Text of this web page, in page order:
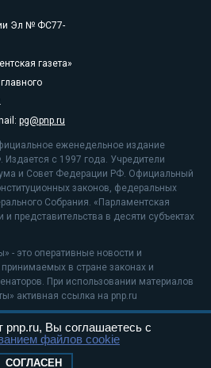
Эл № ФС77-
газета»
pg@pnp.ru
еженедельное издание
с 1997 года. Учредители
и Совет Федерации РФ. Официальный
законов, федеральных
Собрания. «Парламентская
и представительства в десяти субъектах
- это оперативные новости и
в стране законах и
При использовании материалов
активная ссылка на pnp.ru
применяютсярекомендательные
данных
pnp.ru, Вы соглашаетесь с
файлов cookie
СОГЛАСЕН